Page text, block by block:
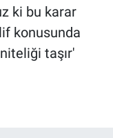
ki bu karar
konusunda
taşır'